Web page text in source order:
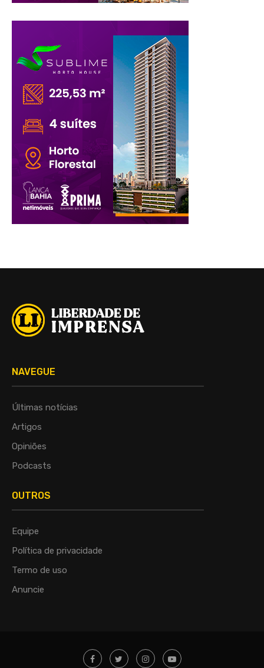
NAVEGUE
Últimas notícias
Artigos
Opiniões
Podcasts
OUTROS
Equipe
Política de privacidade
Termo de uso
Anuncie